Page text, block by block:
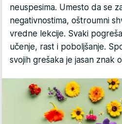
neuspesima. Umesto da se
negativnostima, oštroumni
vredne lekcije. Svaki
učenje, rast i poboljšanje.
svojih grešaka je jasan znak